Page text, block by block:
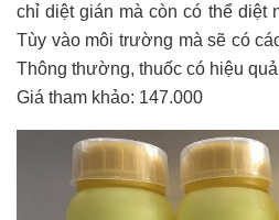
chỉ diệt gián mà còn có thể diệt
Tùy vào môi trường mà sẽ có
Thông thường, thuốc có hiệu
Giá tham khảo: 147.000